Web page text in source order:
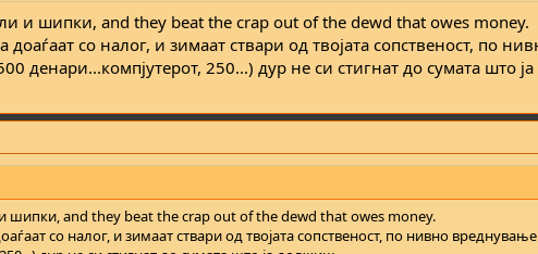
и шипки, and they beat the crap out of the dewd that owes money.
со налог, и зимаат ствари од твојата сопственост, по
денари...компјутерот, 250...) дур не си стигнат до сумата што
шипки, and they beat the crap out of the dewd that owes money.
со налог, и зимаат ствари од твојата сопственост, по нивно